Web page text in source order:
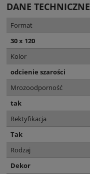
DANE TECHNICZNE
Format
30 x 120
Kolor
odcienie szarości
Mrozoodporność
tak
Rektyfikacja
Tak
Rodzaj
Dekor